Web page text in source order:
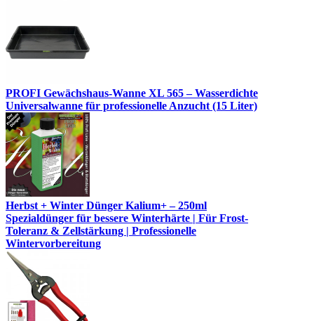
PROFI Gewächshaus-Wanne XL 565 – Wasserdichte
Universalwanne für professionelle Anzucht (15 Liter)
Herbst + Winter Dünger Kalium+ – 250ml
Spezialdünger für bessere Winterhärte | Für Frost-
Toleranz & Zellstärkung | Professionelle
Wintervorbereitung